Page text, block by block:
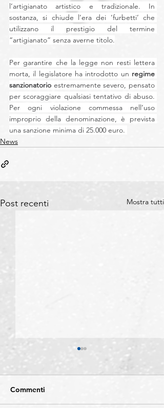
l’artigianato artistico e tradizionale. In
sostanza, si chiude l’era dei ‘furbetti’ che
utilizzano il prestigio del termine
“artigianato” senza averne titolo.
Per garantire che la legge non resti lettera
morta, il legislatore ha introdotto un regime
sanzionatorio estremamente severo, pensato
per scoraggiare qualsiasi tentativo di abuso.
Per ogni violazione commessa nell’uso
improprio della denominazione, è prevista
una sanzione minima di 25.000 euro.
News
Post recenti Mostra tutti
Commenti